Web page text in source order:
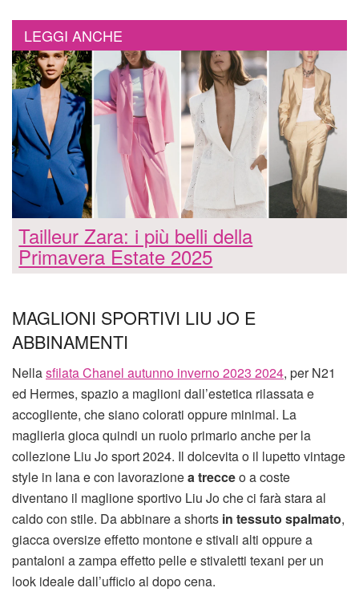
LEGGI ANCHE
Tailleur Zara: i più belli della
Primavera Estate 2025
MAGLIONI SPORTIVI LIU JO E
ABBINAMENTI
Nellasfilata Chanel autunno inverno 2023 2024, per N21
ed Hermes, spazio a maglioni dall’estetica rilassata e
accogliente, che siano colorati oppure minimal. La
maglieria gioca quindi un ruolo primario anche per la
collezione Liu Jo sport 2024. Il dolcevita o il lupetto vintage
style in lana e con lavorazionea trecceo a coste
diventano il maglione sportivo Liu Jo che ci farà stara al
caldo con stile. Da abbinare a shorts in tessuto spalmato,
giacca oversize effetto montone e stivali alti oppure a
pantaloni a zampa effetto pelle e stivaletti texani per un
look ideale dall’ufficio al dopo cena.